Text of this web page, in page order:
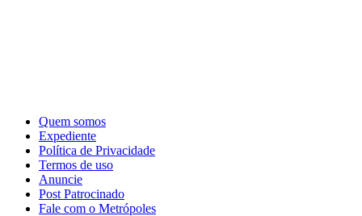
Quem somos
Expediente
Política de Privacidade
Termos de uso
Anuncie
Post Patrocinado
Fale com o Metrópoles